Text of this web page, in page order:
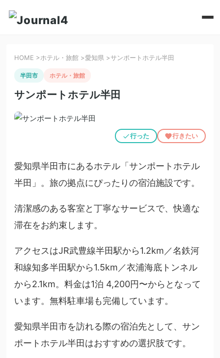
HOME >ホテル・旅館 >愛知県 >サンポートホテル半田
半田市 ホテル・旅館
サンポートホテル半田
行った 行きたい
愛知県半田市にあるホテル「サンポートホテル
半田」。旅の拠点にぴったりの宿泊施設です。
清潔感のある客室と丁寧なサービスで、快適な
滞在をお約束します。
アクセスはJR武豊線半田駅から1.2km／名鉄河
和線知多半田駅から1.5km／衣浦海底トンネル
から2.1km。料金は1泊 4,200円〜からとなって
います。無料駐車場も完備しています。
愛知県半田市を訪れる際の宿泊先として、サン
ポートホテル半田はおすすめの選択肢です。